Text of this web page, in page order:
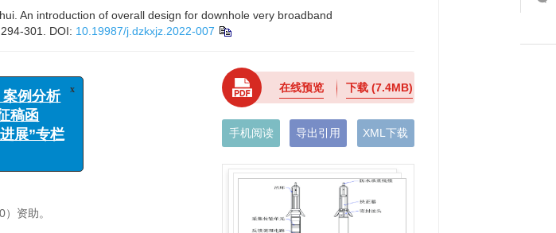
An introduction of overall design for downhole very broadband
301. DOI: 10.19987/j.dzkxjz.2022-007
资助。
在线预览 下载(7.4MB)
手机阅读 导出引用 XML下载
别、案例分析
专栏征稿函